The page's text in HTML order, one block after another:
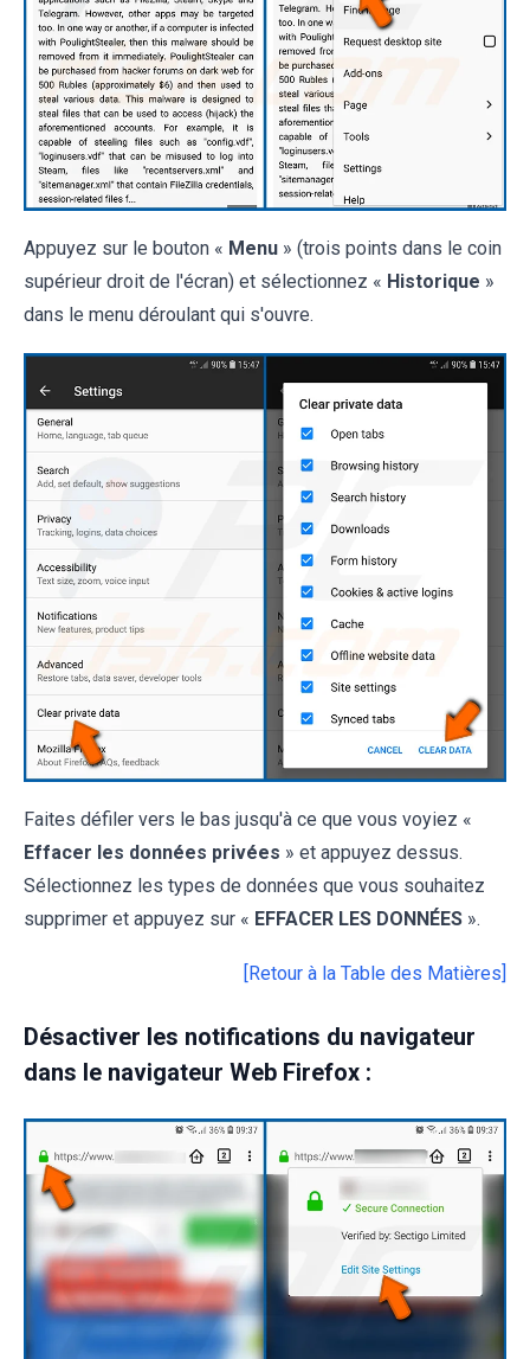
Appuyez sur le bouton « Menu » (trois points dans le coin
supérieur droit de l'écran) et sélectionnez « Historique »
dans le menu déroulant qui s'ouvre.
Faites défiler vers le bas jusqu'à ce que vous voyiez «
Effacer les données privées » et appuyez dessus.
Sélectionnez les types de données que vous souhaitez
supprimer et appuyez sur « EFFACER LES DONNÉES ».
[Retour à la Table des Matières]
Désactiver les notifications du navigateur
dans le navigateur Web Firefox :